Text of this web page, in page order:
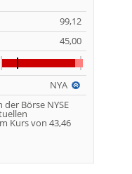
99,12
45,00
NYA
der Börse NYSE
Kurs von 43,46